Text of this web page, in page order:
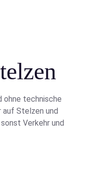
ohne technische
auf Stelzen und
Verkehr und